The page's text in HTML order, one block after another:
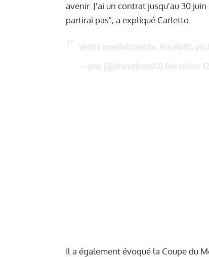
avenir. J'ai un contrat jusqu'au 30
partirai pas", a expliqué Carletto.
Il a également évoqué la Coupe du